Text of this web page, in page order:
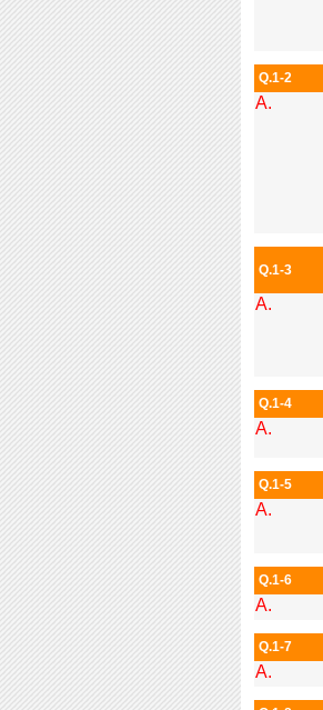
Q.1-2
A.
Q.1-3
A.
Q.1-4
A.
Q.1-5
A.
Q.1-6
A.
Q.1-7
A.